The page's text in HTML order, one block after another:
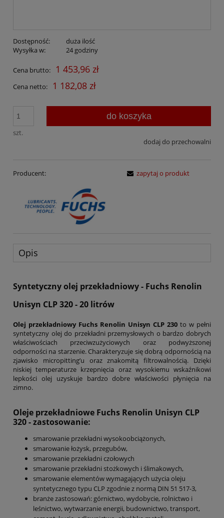
Dostępność:
duża ilość
Wysyłka w:
24 godziny
Cena brutto: 1 453,96 zł
Cena netto: 1 182,08 zł
szt.
do koszyka
dodaj do przechowalni
Producent: zapytaj o produkt
Opis
Syntetyczny olej przekładniowy - Fuchs Renolin
Unisyn CLP 320 - 20 litrów
Olej przekładniowy Fuchs Renolin Unisyn CLP 230 to w pełni
syntetyczny olej do przekładni przemysłowych o bardzo dobrych
właściwościach przeciwzużyciowych oraz podwyższonej
odporności na starzenie. Charakteryzuje się dobrą odpornością na
zjawisko micropitting’u oraz znakomitą filtrowalnością. Dzięki
niskiej temperaturze krzepnięcia oraz wysokiemu wskaźnikowi
lepkości olej uzyskuje bardzo dobre właściwości płynięcia na
zimno.
Oleje przekładniowe Fuchs Renolin Unisyn CLP
320 - zastosowanie:
smarowanie przekładni wysokoobciążonych,
smarowanie łożysk, przegubów,
smarowanie przekładni czołowych
smarowanie przekładni stożkowych i ślimakowych,
smarowanie elementów wymagających użycia oleju
syntetycznego typu CLP zgodnie z normą DIN 51 517-3,
branże zastosowań: górnictwo, wydobycie, rolnictwo i
leśnictwo, wytwarzanie energii, budownictwo, transport,